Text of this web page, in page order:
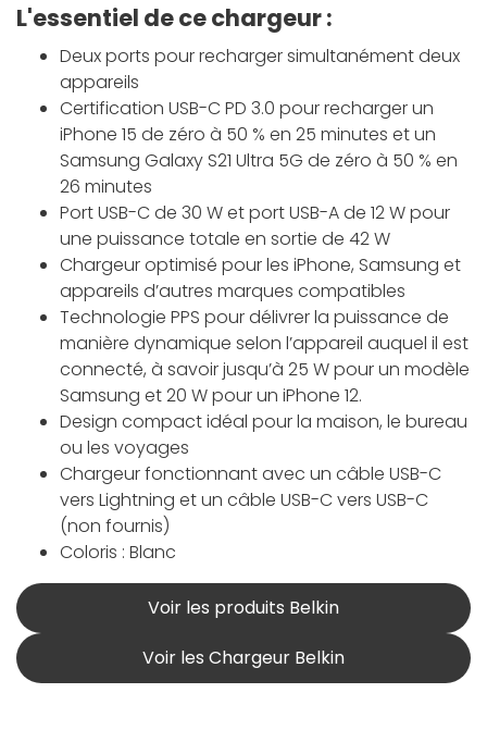
L'essentiel de ce chargeur :
Deux ports pour recharger simultanément deux
appareils
Certification USB-C PD 3.0 pour recharger un
iPhone 15 de zéro à 50 % en 25 minutes et un
Samsung Galaxy S21 Ultra 5G de zéro à 50 % en
26 minutes
Port USB-C de 30 W et port USB-A de 12 W pour
une puissance totale en sortie de 42 W
Chargeur optimisé pour les iPhone, Samsung et
appareils d’autres marques compatibles
Technologie PPS pour délivrer la puissance de
manière dynamique selon l’appareil auquel il est
connecté, à savoir jusqu’à 25 W pour un modèle
Samsung et 20 W pour un iPhone 12.
Design compact idéal pour la maison, le bureau
ou les voyages
Chargeur fonctionnant avec un câble USB-C
vers Lightning et un câble USB-C vers USB-C
(non fournis)
Coloris : Blanc
Voir les produits Belkin
Voir les Chargeur Belkin